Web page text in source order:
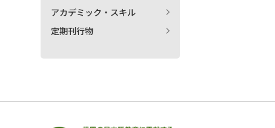
アカデミック・スキル
定期刊行物